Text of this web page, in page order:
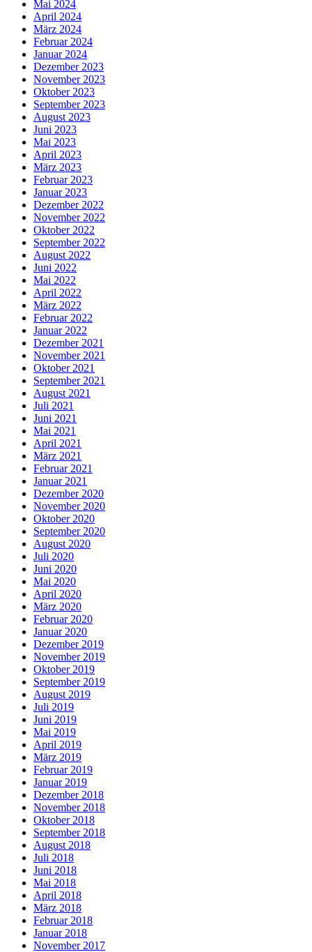
Mai 2024
April 2024
März 2024
Februar 2024
Januar 2024
Dezember 2023
November 2023
Oktober 2023
September 2023
August 2023
Juni 2023
Mai 2023
April 2023
März 2023
Februar 2023
Januar 2023
Dezember 2022
November 2022
Oktober 2022
September 2022
August 2022
Juni 2022
Mai 2022
April 2022
März 2022
Februar 2022
Januar 2022
Dezember 2021
November 2021
Oktober 2021
September 2021
August 2021
Juli 2021
Juni 2021
Mai 2021
April 2021
März 2021
Februar 2021
Januar 2021
Dezember 2020
November 2020
Oktober 2020
September 2020
August 2020
Juli 2020
Juni 2020
Mai 2020
April 2020
März 2020
Februar 2020
Januar 2020
Dezember 2019
November 2019
Oktober 2019
September 2019
August 2019
Juli 2019
Juni 2019
Mai 2019
April 2019
März 2019
Februar 2019
Januar 2019
Dezember 2018
November 2018
Oktober 2018
September 2018
August 2018
Juli 2018
Juni 2018
Mai 2018
April 2018
März 2018
Februar 2018
Januar 2018
November 2017